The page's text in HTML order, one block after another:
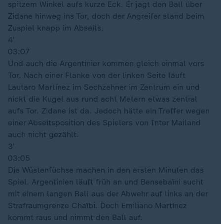
spitzem Winkel aufs kurze Eck. Er jagt den Ball über
Zidane hinweg ins Tor, doch der Angreifer stand beim
Zuspiel knapp im Abseits.
4′
03:07
Und auch die Argentinier kommen gleich einmal vors
Tor. Nach einer Flanke von der linken Seite läuft
Lautaro Martínez im Sechzehner im Zentrum ein und
nickt die Kugel aus rund acht Metern etwas zentral
aufs Tor. Zidane ist da. Jedoch hätte ein Treffer wegen
einer Abseitsposition des Spielers von Inter Mailand
auch nicht gezählt.
3′
03:05
Die Wüstenfüchse machen in den ersten Minuten das
Spiel. Argentinien läuft früh an und Bensebaïni sucht
mit einem langen Ball aus der Abwehr auf links an der
Strafraumgrenze Chaïbi. Doch Emiliano Martínez
kommt raus und nimmt den Ball auf.